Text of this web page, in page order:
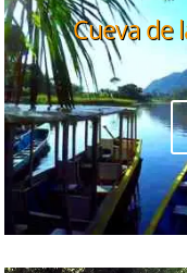
Cueva de